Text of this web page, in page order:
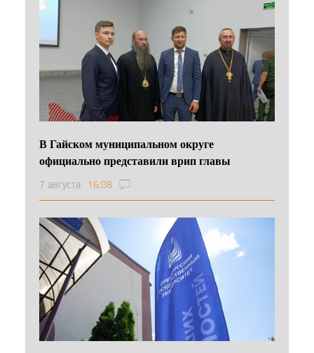
В Гайском муниципальном округе
официально представили врип главы
7 августа 16:08